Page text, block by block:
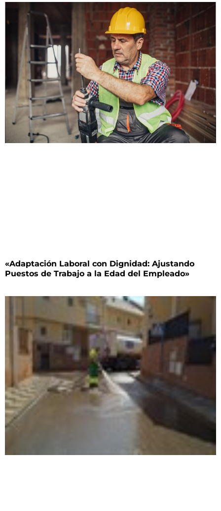
«Adaptación Laboral con Dignidad: Ajustando
Puestos de Trabajo a la Edad del Empleado»